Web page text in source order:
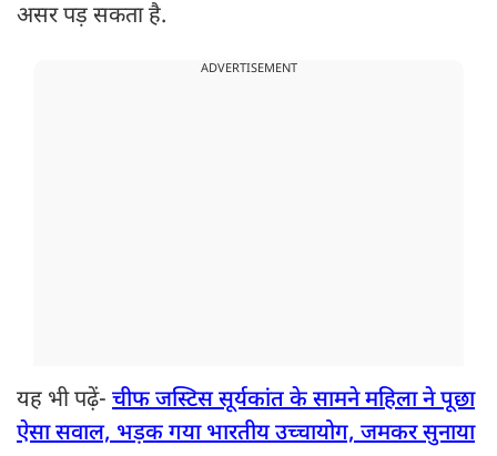
असर पड़ सकता है.
ADVERTISEMENT
यह भी पढ़ें- चीफ जस्टिस सूर्यकांत के सामने महिला ने पूछा
ऐसा सवाल, भड़क गया भारतीय उच्चायोग, जमकर सुनाया